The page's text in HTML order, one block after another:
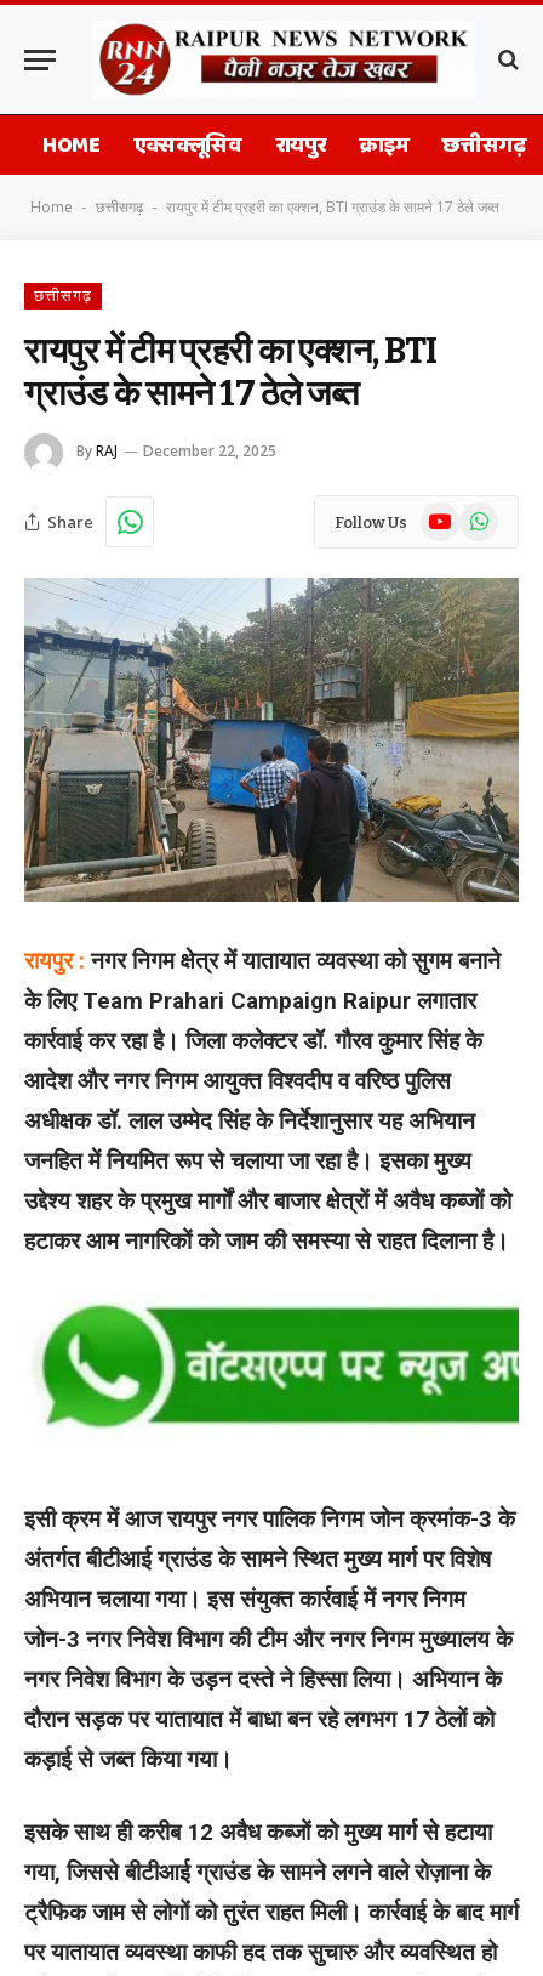
HOME एक्सक्लूसिव रायपुर क्राइम छत्तीसगढ़
Home - छत्तीसगढ़ - रायपुर में टीम प्रहरी का एक्शन, BTI ग्राउंड के सामने 17 ठेले जब्त
छत्तीसगढ़
रायपुर में टीम प्रहरी का एक्शन, BTI
ग्राउंड के सामने 17 ठेले जब्त
ByRAJ December 22, 2025
Share Follow Us YouTubeWhatsApp
रायपुर : नगर निगम क्षेत्र में यातायात व्यवस्था को सुगम बनाने
के लिए Team Prahari Campaign Raipur लगातार
कार्रवाई कर रहा है। जिला कलेक्टर डॉ. गौरव कुमार सिंह के
आदेश और नगर निगम आयुक्त विश्वदीप व वरिष्ठ पुलिस
अधीक्षक डॉ. लाल उम्मेद सिंह के निर्देशानुसार यह अभियान
जनहित में नियमित रूप से चलाया जा रहा है। इसका मुख्य
उद्देश्य शहर के प्रमुख मार्गों और बाजार क्षेत्रों में अवैध कब्जों को
हटाकर आम नागरिकों को जाम की समस्या से राहत दिलाना है।
इसी क्रम में आज रायपुर नगर पालिक निगम जोन क्रमांक-3 के
अंतर्गत बीटीआई ग्राउंड के सामने स्थित मुख्य मार्ग पर विशेष
अभियान चलाया गया। इस संयुक्त कार्रवाई में नगर निगम
जोन-3 नगर निवेश विभाग की टीम और नगर निगम मुख्यालय के
नगर निवेश विभाग के उड़न दस्ते ने हिस्सा लिया। अभियान के
दौरान सड़क पर यातायात में बाधा बन रहे लगभग 17 ठेलों को
कड़ाई से जब्त किया गया।
इसके साथ ही करीब 12 अवैध कब्जों को मुख्य मार्ग से हटाया
गया, जिससे बीटीआई ग्राउंड के सामने लगने वाले रोज़ाना के
ट्रैफिक जाम से लोगों को तुरंत राहत मिली। कार्रवाई के बाद मार्ग
पर यातायात व्यवस्था काफी हद तक सुचारु और व्यवस्थित हो